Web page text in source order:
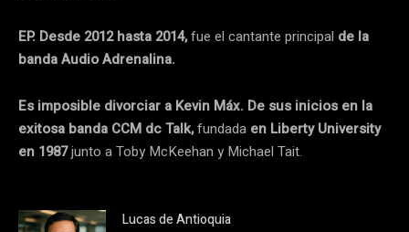
EP. Desde 2012 hasta 2014,fue el cantante principal de la
banda Audio Adrenalina.
Es imposible divorciar a Kevin Máx. De sus inicios en la
exitosa banda CCM dc Talk,fundada en Liberty University
en 1987junto a Toby McKeehan y Michael Tait.
Lucas de Antioquia